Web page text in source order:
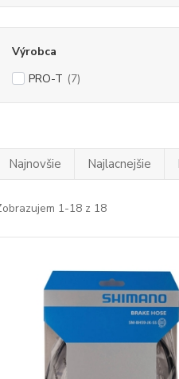
Výrobca
PRO-T (7)
Najnovšie Najlacnejšie
1-18 z 18